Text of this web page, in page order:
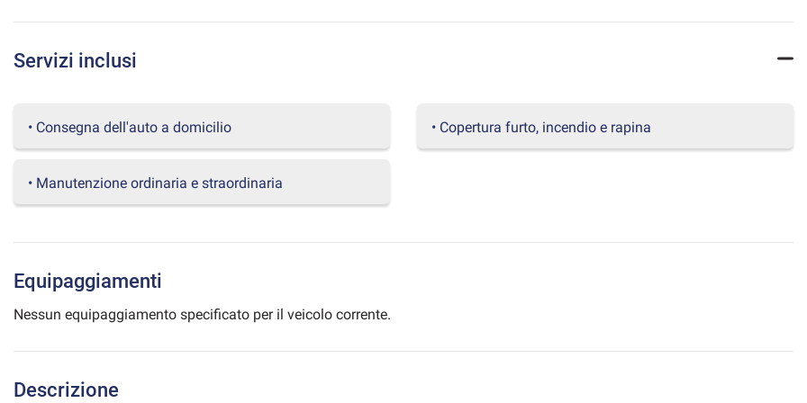
Servizi inclusi
• Consegna dell'auto a domicilio • Copertura furto, incendio e rapina
• Manutenzione ordinaria e straordinaria
Equipaggiamenti
Nessun equipaggiamento specificato per il veicolo corrente.
Descrizione
di
tracciamento
alla
Puoi
scelte
qualsiasi